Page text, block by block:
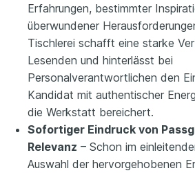
Erfahrungen, bestimmter
überwundener
Tischlerei schafft eine starke
Lesenden und hinterlässt bei
Personalverantwortlichen den
Kandidat mit authentischer
die Werkstatt bereichert.
Sofortiger Eindruck von
Relevanz – Schon im
Auswahl der hervorgehobenen